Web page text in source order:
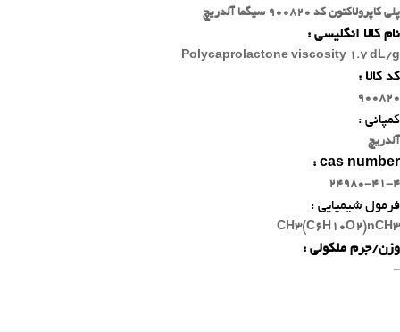
پلی کاپرولاکتون کد 900820 سیگما آلدریچ
نام کالا انگلیسی :
Polycaprolactone viscosity 1.7 dL/g
کد کالا :
900820
کمپانی :
آلدریچ
cas number :
24980-41-4
فرمول شیمیایی :
CH3(C6H10O2)nCH3
وزن/جرم ملکولی :
-